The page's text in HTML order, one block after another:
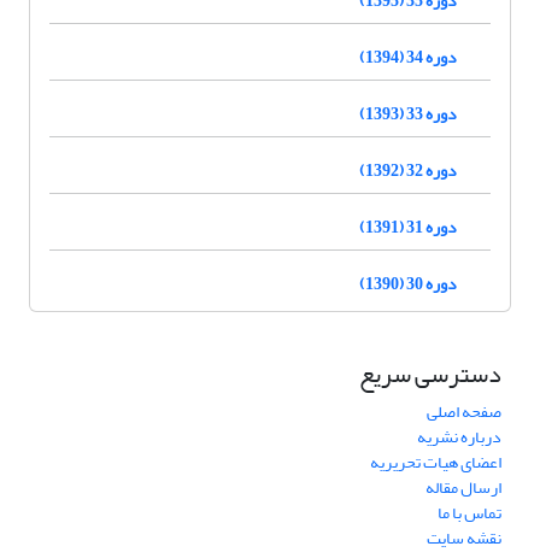
دوره 34 (1394)
دوره 33 (1393)
دوره 32 (1392)
دوره 31 (1391)
دوره 30 (1390)
دسترسی سریع
صفحه اصلی
درباره نشریه
اعضای هیات تحریریه
ارسال مقاله
تماس با ما
نقشه سایت